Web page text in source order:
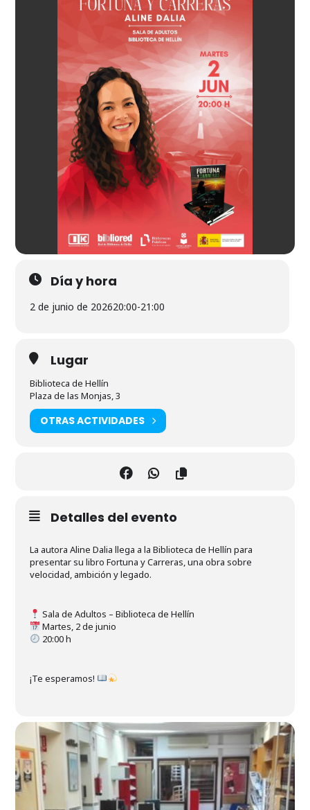
Día y hora
2 de junio de 202620:00-21:00
Lugar
Biblioteca de Hellín
Plaza de las Monjas, 3
OTRAS ACTIVIDADES
Detalles del evento
La autora Aline Dalia llega a la Biblioteca de Hellín para
presentar su libro Fortuna y Carreras, una obra sobre
velocidad, ambición y legado.
Sala de Adultos – Biblioteca de Hellín
Martes, 2 de junio
20:00 h
¡Te esperamos!